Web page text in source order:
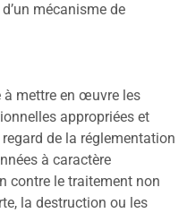
mécanisme de
à mettre en œuvre les
appropriées et
de la réglementation
à caractère
contre le traitement non
la destruction ou les